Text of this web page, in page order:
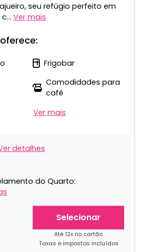
seu refúgio perfeito em
Ver mais
Frigobar
Comodidades para
café
Ver mais
detalhes
do Quarto:
Selecionar
Até 12x no cartão
Taxas e impostos incluídos